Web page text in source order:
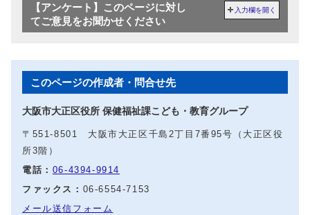
【アンケート】このページに対し
てご意見をお聞かせください
入力欄を開く
このページの作成者・問合せ先
大阪市大正区役所 保健福祉課こども・教育グループ
〒551-8501 大阪市大正区千島2丁目7番95号（大正区役
所3階）
電話： 06‐4394‐9914
ファックス： 06-6554-7153
メール送信フォーム